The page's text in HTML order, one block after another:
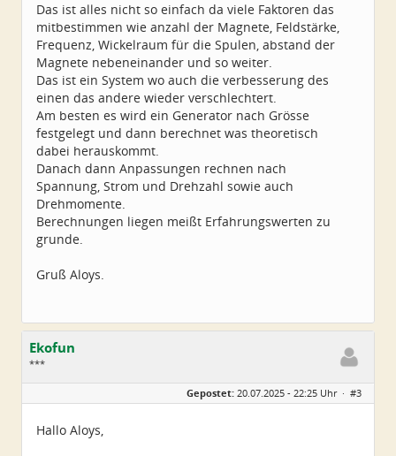
Das ist alles nicht so einfach da viele Faktoren das
mitbestimmen wie anzahl der Magnete, Feldstärke,
Frequenz, Wickelraum für die Spulen, abstand der
Magnete nebeneinander und so weiter.
Das ist ein System wo auch die verbesserung des
einen das andere wieder verschlechtert.
Am besten es wird ein Generator nach Grösse
festgelegt und dann berechnet was theoretisch
dabei herauskommt.
Danach dann Anpassungen rechnen nach
Spannung, Strom und Drehzahl sowie auch
Drehmomente.
Berechnungen liegen meißt Erfahrungswerten zu
grunde.
Gruß Aloys.
Ekofun
***
Geschlecht:
keine Angabe
Beiträge:
25
Gepostet: 20.07.2025 - 22:25 Uhr · #3
Hallo Aloys,